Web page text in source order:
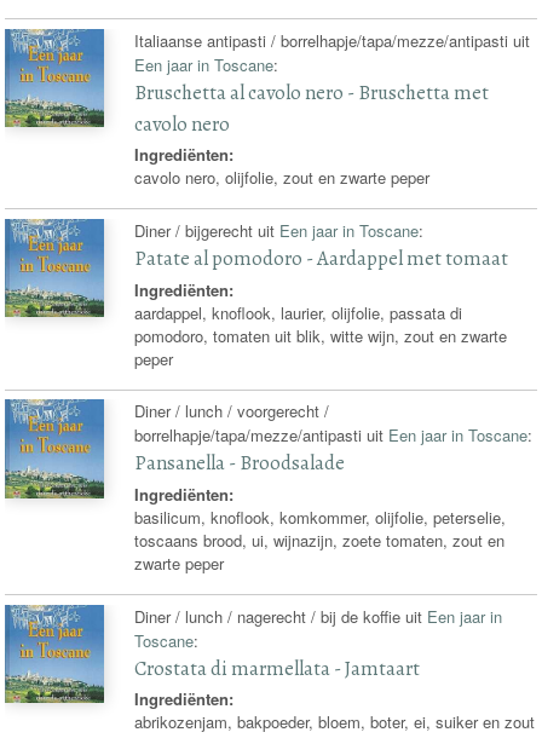
Italiaanse antipasti / borrelhapje/tapa/mezze/antipasti uit
Een jaar in Toscane:
Bruschetta al cavolo nero - Bruschetta met
cavolo nero
Ingrediënten:
cavolo nero, olijfolie, zout en zwarte peper
Diner / bijgerecht uit Een jaar in Toscane:
Patate al pomodoro - Aardappel met tomaat
Ingrediënten:
aardappel, knoflook, laurier, olijfolie, passata di
pomodoro, tomaten uit blik, witte wijn, zout en zwarte
peper
Diner / lunch / voorgerecht /
borrelhapje/tapa/mezze/antipasti uit Een jaar in Toscane:
Pansanella - Broodsalade
Ingrediënten:
basilicum, knoflook, komkommer, olijfolie, peterselie,
toscaans brood, ui, wijnazijn, zoete tomaten, zout en
zwarte peper
Diner / lunch / nagerecht / bij de koffie uit Een jaar in
Toscane:
Crostata di marmellata - Jamtaart
Ingrediënten:
abrikozenjam, bakpoeder, bloem, boter, ei, suiker en zout